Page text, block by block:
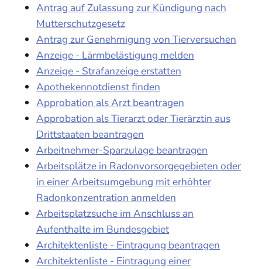
Antrag auf Zulassung zur Kündigung nach
Mutterschutzgesetz
Antrag zur Genehmigung von Tierversuchen
Anzeige - Lärmbelästigung melden
Anzeige - Strafanzeige erstatten
Apothekennotdienst finden
Approbation als Arzt beantragen
Approbation als Tierarzt oder Tierärztin aus
Drittstaaten beantragen
Arbeitnehmer-Sparzulage beantragen
Arbeitsplätze in Radonvorsorgegebieten oder
in einer Arbeitsumgebung mit erhöhter
Radonkonzentration anmelden
Arbeitsplatzsuche im Anschluss an
Aufenthalte im Bundesgebiet
Architektenliste - Eintragung beantragen
Architektenliste - Eintragung einer